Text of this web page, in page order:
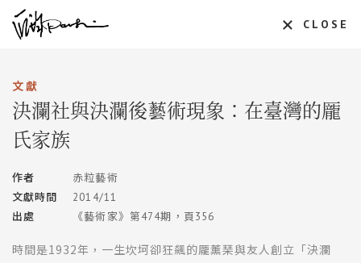
CLOSE
文獻
決瀾社與決瀾後藝術現象：在臺灣的龎
氏家族
作者
赤粒藝術
文獻時間
2014/11
出處
《藝術家》第474期，頁356
時間是1932年，一生坎坷卻狂飆的龎薰琹與友人創立「決瀾